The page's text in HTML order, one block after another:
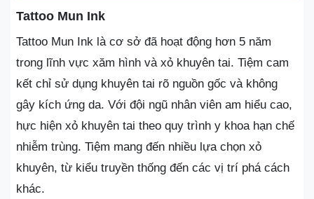
Tattoo Mun Ink
Tattoo Mun Ink là cơ sở đã hoạt động hơn 5 năm
trong lĩnh vực xăm hình và xỏ khuyên tai. Tiệm cam
kết chỉ sử dụng khuyên tai rõ nguồn gốc và không
gây kích ứng da. Với đội ngũ nhân viên am hiểu cao,
hực hiện xỏ khuyên tai theo quy trình y khoa hạn chế
nhiễm trùng. Tiệm mang đến nhiều lựa chọn xỏ
khuyên, từ kiểu truyền thống đến các vị trí phá cách
khác.